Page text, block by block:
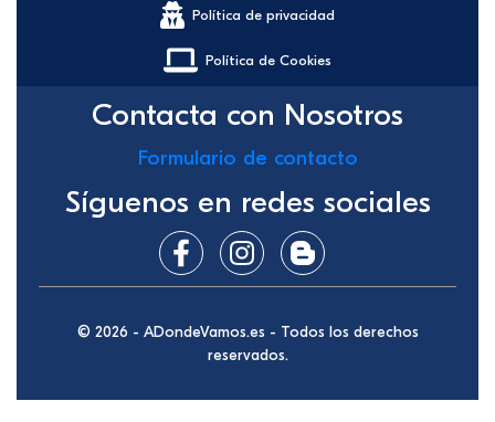
Política de privacidad
Política de Cookies
Contacta con Nosotros
Formulario de contacto
Síguenos en redes sociales
© 2026 - ADondeVamos.es - Todos los derechos
reservados.